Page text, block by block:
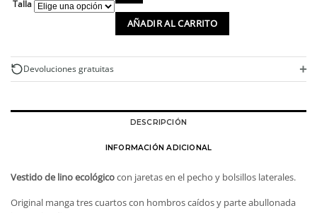
Talla
lino
ecológico
con
AÑADIR AL CARRITO
Devoluciones gratuitas +
DESCRIPCIÓN
INFORMACIÓN ADICIONAL
Vestido de lino ecológicocon jaretas en el pecho y bolsillos laterales.
Original manga tres cuartos con hombros caídos y parte abullonada